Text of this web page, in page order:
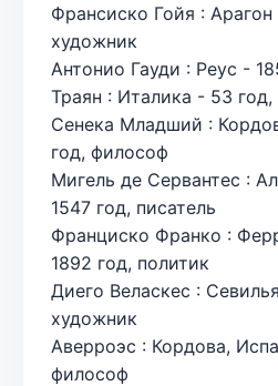
Франсиско Гойя : Арагон
художник
Антонио Гауди : Реус -
Траян : Италика - 53 год,
Сенека Младший :
год, философ
Мигель де Сервантес :
1547 год, писатель
Франциско Франко :
1892 год, политик
Диего Веласкес :
художник
Аверроэс : Кордова,
философ